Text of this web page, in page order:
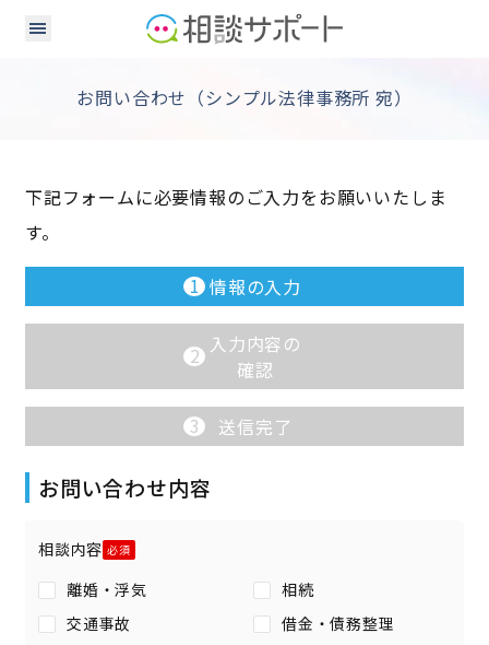
お問い合わせ（シンプル法律事務所 宛）
下記フォームに必要情報のご入力をお願いいたしま
す。
1 情報の入力
2 入力内容の
確認
3 送信完了
お問い合わせ内容
相談内容
離婚・浮気
相続
交通事故
借金・債務整理